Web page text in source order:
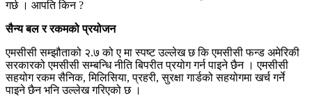
गर्छ । आपति किन ?
सैन्य बल र रकमको प्रयोजन
एमसीसी सम्झौताको २.७ को ए मा स्पष्ट उल्लेख छ कि एमसीसी फन्ड अमेरिकी
सरकारको एमसीसी सम्बन्धि नीति बिपरीत प्रयोग गर्न पाइने छैन । एमसीसी
सहयोग रकम सैनिक, मिलिसिया, प्रहरी, सुरक्षा गार्डको सहयोगमा खर्च गर्ने
पाइने छैन भनि उल्लेख गरिएको छ ।